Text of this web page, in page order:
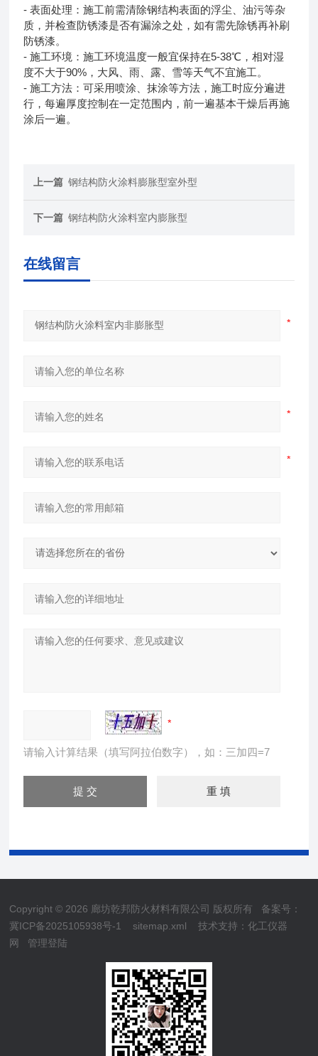
- 表面处理：施工前需清除钢结构表面的浮尘、油污等杂
质，并检查防锈漆是否有漏涂之处，如有需先除锈再补刷
防锈漆。
- 施工环境：施工环境温度一般宜保持在5-38℃，相对湿
度不大于90%，大风、雨、露、雪等天气不宜施工。
- 施工方法：可采用喷涂、抹涂等方法，施工时应分遍进
行，每遍厚度控制在一定范围内，前一遍基本干燥后再施
涂后一遍。
上一篇 钢结构防火涂料膨胀型室外型
下一篇 钢结构防火涂料室内膨胀型
在线留言
请输入计算结果（填写阿拉伯数字），如：三加四=7
Copyright © 2026 廊坊乾邦防火材料有限公司 版权所有 备案号：
冀ICP备2025105938号-1
sitemap.xml 技术支持：化工仪器
网
管理登陆